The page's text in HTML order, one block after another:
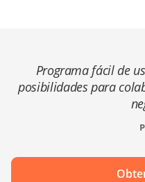
Programa fácil de
posibilidades para